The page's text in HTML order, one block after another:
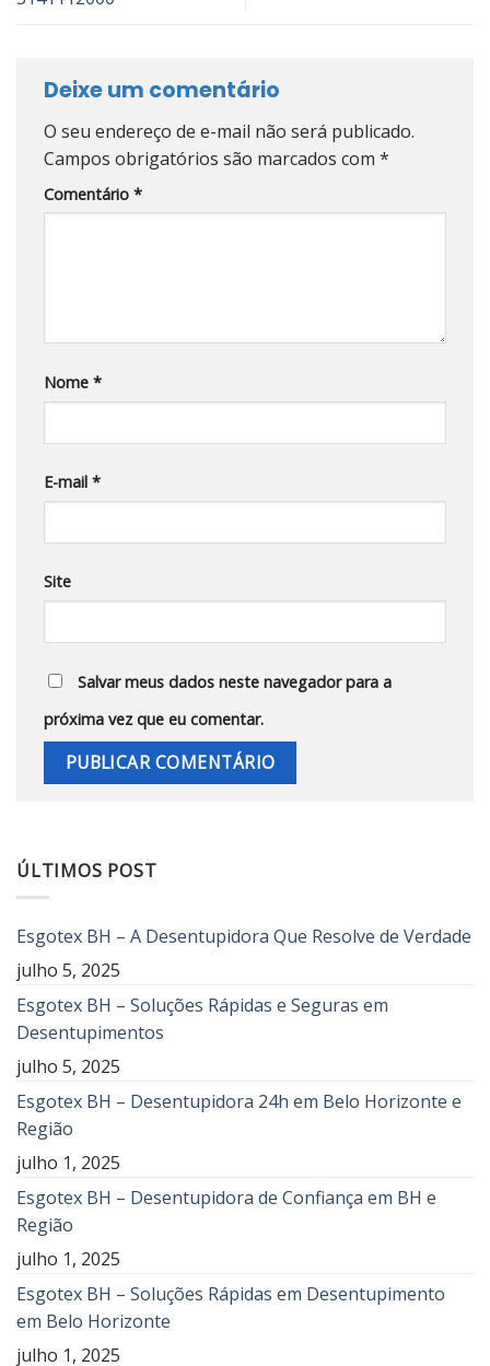
Deixe um comentário
O seu endereço de e-mail não será publicado.
Campos obrigatórios são marcados com *
Comentário *
Nome *
E-mail *
Site
Salvar meus dados neste navegador para a
próxima vez que eu comentar.
ÚLTIMOS POST
Esgotex BH – A Desentupidora Que Resolve de Verdade
julho 5, 2025
Esgotex BH – Soluções Rápidas e Seguras em
Desentupimentos
julho 5, 2025
Esgotex BH – Desentupidora 24h em Belo Horizonte e
Região
julho 1, 2025
Esgotex BH – Desentupidora de Confiança em BH e
Região
julho 1, 2025
Esgotex BH – Soluções Rápidas em Desentupimento
em Belo Horizonte
julho 1, 2025